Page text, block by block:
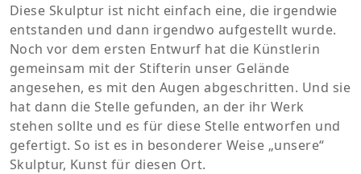
Diese Skulptur ist nicht einfach eine, die irgendwie
entstanden und dann irgendwo aufgestellt wurde.
Noch vor dem ersten Entwurf hat die Künstlerin
gemeinsam mit der Stifterin unser Gelände
angesehen, es mit den Augen abgeschritten. Und sie
hat dann die Stelle gefunden, an der ihr Werk
stehen sollte und es für diese Stelle entworfen und
gefertigt. So ist es in besonderer Weise „unsere“
Skulptur, Kunst für diesen Ort.